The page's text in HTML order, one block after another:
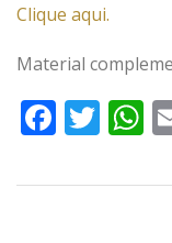
Clique aqui.
Material